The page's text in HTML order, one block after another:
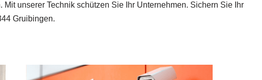
unserer Technik schützen Sie Ihr Unternehmen. Sichern Sie Ihr
Gruibingen.